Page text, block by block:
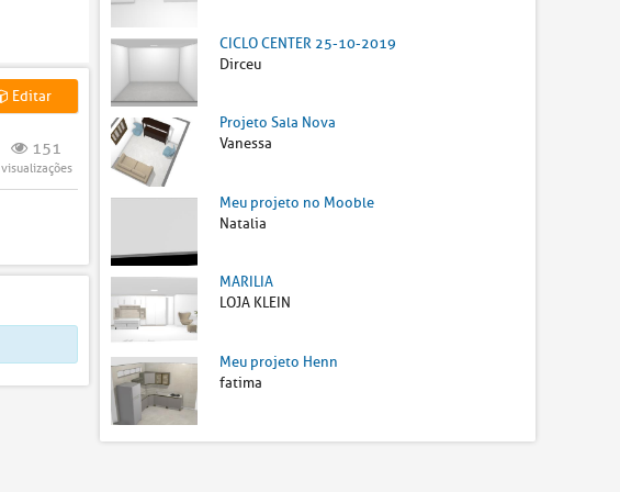
Editar
151
visualizações
CICLO CENTER 25-10-2019
Dirceu
Projeto Sala Nova
Vanessa
Meu projeto no Mooble
Natalia
MARILIA
LOJA KLEIN
Meu projeto Henn
fatima